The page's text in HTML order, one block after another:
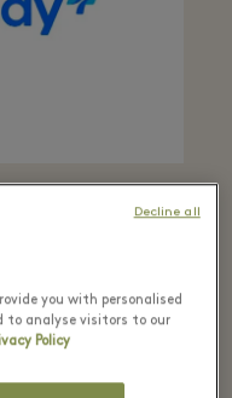
chance to win
to RMB10,000
Plus, spend RMB
100 back.
you with personalised
to analyse visitors to our
Policy
Decline all